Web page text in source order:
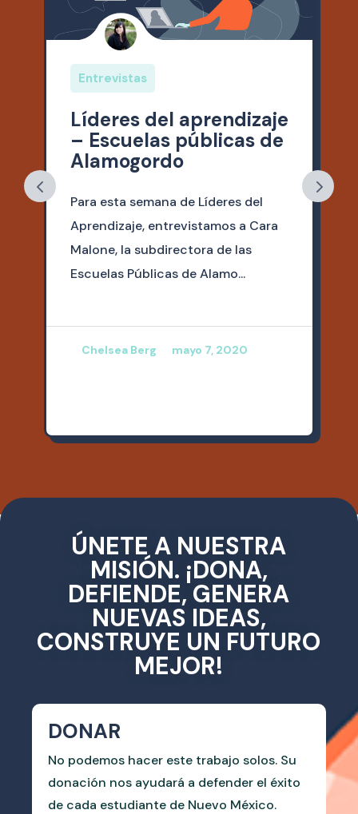
Entrevistas
Líderes del aprendizaje
– Escuelas públicas de
Alamogordo
Para esta semana de Líderes del
Aprendizaje, entrevistamos a Cara
Malone, la subdirectora de las
Escuelas Públicas de Alamo...
Chelsea Berg mayo 7, 2020
ÚNETE A NUESTRA
MISIÓN. ¡DONA,
DEFIENDE, GENERA
NUEVAS IDEAS,
CONSTRUYE UN FUTURO
MEJOR!
DONAR
No podemos hacer este trabajo solos. Su
donación nos ayudará a defender el éxito
de cada estudiante de Nuevo México.